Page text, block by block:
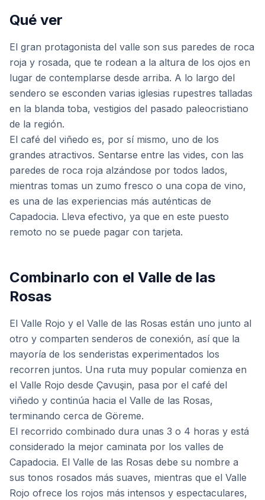
Qué ver
El gran protagonista del valle son sus paredes de roca
roja y rosada, que te rodean a la altura de los ojos en
lugar de contemplarse desde arriba. A lo largo del
sendero se esconden varias iglesias rupestres talladas
en la blanda toba, vestigios del pasado paleocristiano
de la región.
El café del viñedo es, por sí mismo, uno de los
grandes atractivos. Sentarse entre las vides, con las
paredes de roca roja alzándose por todos lados,
mientras tomas un zumo fresco o una copa de vino,
es una de las experiencias más auténticas de
Capadocia. Lleva efectivo, ya que en este puesto
remoto no se puede pagar con tarjeta.
Combinarlo con el Valle de las
Rosas
El Valle Rojo y el Valle de las Rosas están uno junto al
otro y comparten senderos de conexión, así que la
mayoría de los senderistas experimentados los
recorren juntos. Una ruta muy popular comienza en
el Valle Rojo desde Çavuşin, pasa por el café del
viñedo y continúa hacia el Valle de las Rosas,
terminando cerca de Göreme.
El recorrido combinado dura unas 3 o 4 horas y está
considerado la mejor caminata por los valles de
Capadocia. El Valle de las Rosas debe su nombre a
sus tonos rosados más suaves, mientras que el Valle
Rojo ofrece los rojos más intensos y espectaculares,